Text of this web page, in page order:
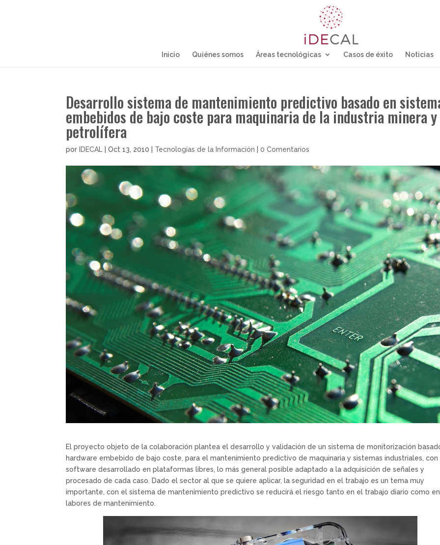
Inicio Quiénes somos Áreas tecnológicas Casos de éxito Noticias
Desarrollo sistema de mantenimiento predictivo basado en
embebidos de bajo coste para maquinaria de la industria minera y
petrolífera
por IDECAL |Oct 13, 2010 Tecnologías de la Información |0 Comentarios
El proyecto objeto de la colaboración plantea el desarrollo y validación de un sistema de monitorización
hardware embebido de bajo coste, para el mantenimiento predictivo de maquinaria y sistemas industriales, con
software desarrollado en plataformas libres, lo más general posible adaptado a la adquisición de señales y
procesado de cada caso. Dado el sector al que se quiere aplicar, la seguridad en el trabajo es un tema muy
importante, con el sistema de mantenimiento predictivo se reducirá el riesgo tanto en el trabajo diario como
labores de mantenimiento.